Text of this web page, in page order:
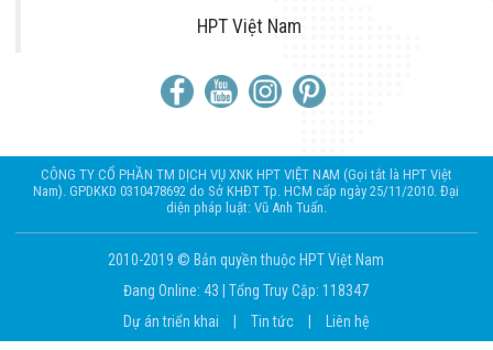
HPT Việt Nam
CÔNG TY CỔ PHẦN TM DỊCH VỤ XNK HPT VIỆT NAM (Gọi tắt là HPT Việt
Nam). GPDKKD 0310478692 do Sở KHĐT Tp. HCM cấp ngày 25/11/2010. Đại
diện pháp luật: Vũ Anh Tuấn.
2010-2019 © Bản quyền thuộc HPT Việt Nam
Đang Online: 43 |Tổng Truy Cập: 118347
Dự án triển khai
Tin tức Liên hệ